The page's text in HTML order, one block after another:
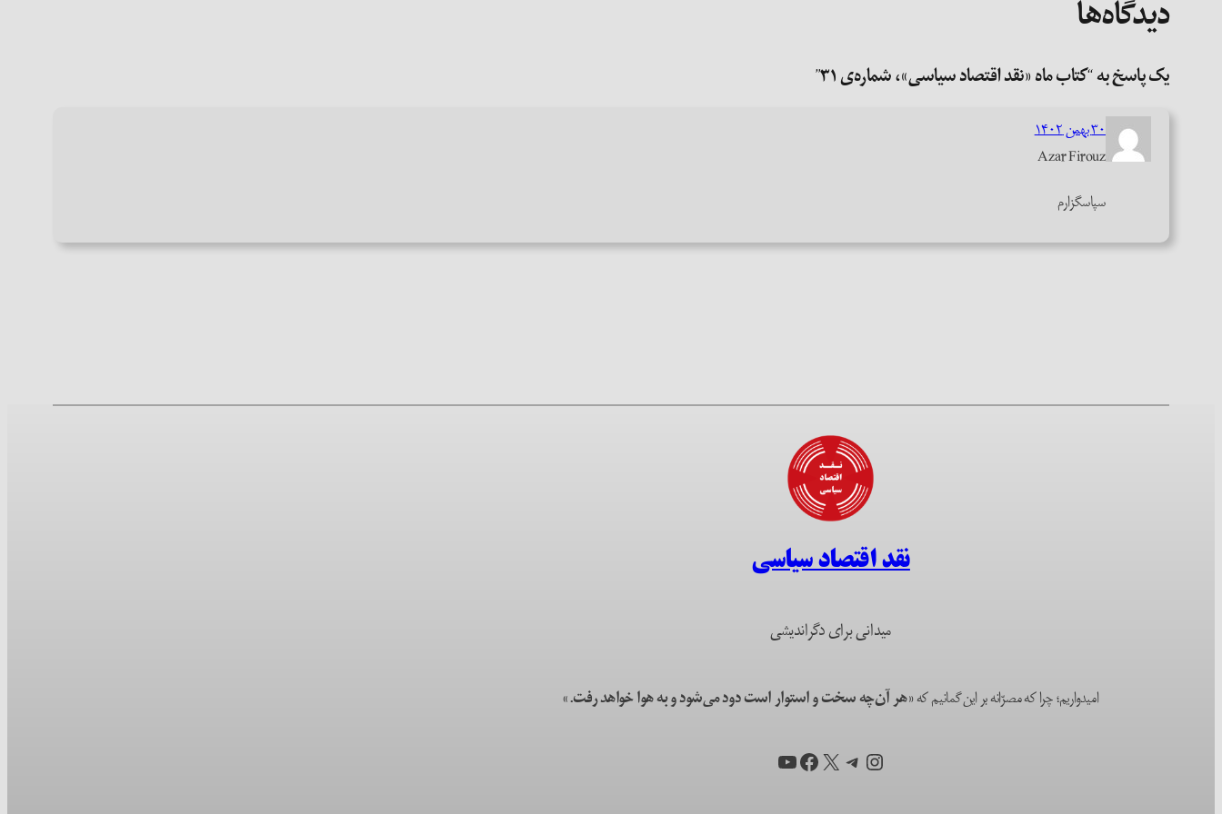
دیدگاه‌ها
یک پاسخ به “کتاب ماه «نقد اقتصاد سیاسی»، شماره‌ی ۳۱”
۳۰ بهمن ۱۴۰۲
Azar Firouz
سپاسگزارم
نقد اقتصاد سیاسی
میدانی برای دگراندیشی
امیدواریم؛ چرا که مصرّانه بر این گمانیم که«هر آن‌چه سخت و استوار است دود می‌شود و به هوا خواهد رفت.»
اینستاگرم
تلگرام
X فیس‌بوک
یوتیوب